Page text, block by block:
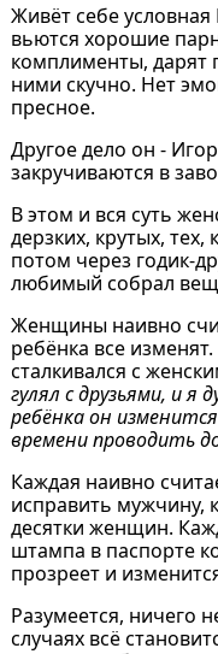
Живёт себе
вьются хорошие
комплименты, дарят
ними скучно. Нет
пресное.
Другое дело он -
закручиваются в
В этом и вся суть
дерзких, крутых,
потом через годик-
любимый собрал
Женщины наивно
ребёнка все
сталкивался с
гулял с друзьями, и я
ребёнка он
времени проводить
Каждая наивно
исправить мужчину,
десятки женщин.
штампа в паспорте
прозреет и
Разумеется, ничего
случаях всё